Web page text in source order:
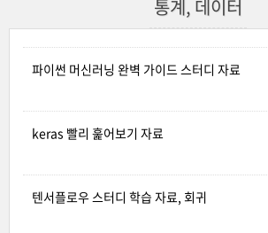
통계, 데이터
파이썬 머신러닝 완벽 가이드 스터디 자료
keras 빨리 훑어보기 자료
텐서플로우 스터디 학습 자료, 회귀